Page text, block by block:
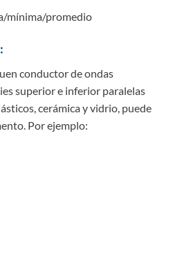
mínima/promedio
conductor de ondas
superior e inferior paralelas
cerámica y vidrio, puede
Por ejemplo: